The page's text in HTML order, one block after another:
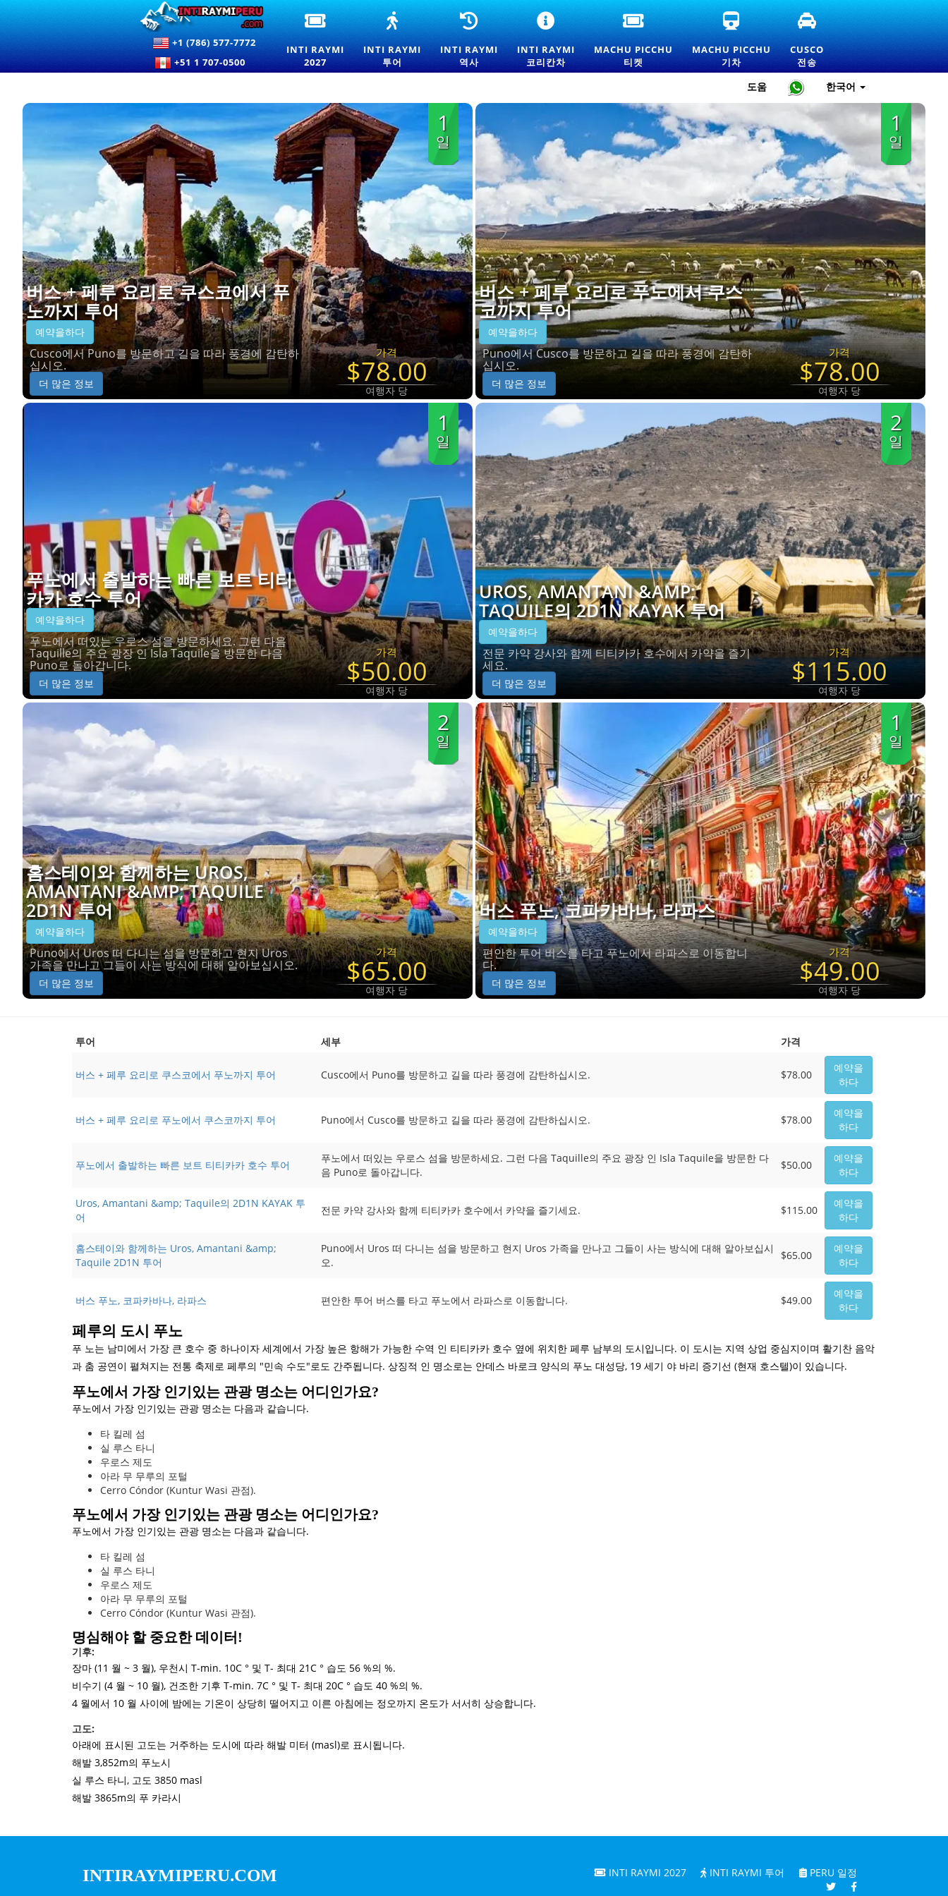
+1 (786) 577-7772
+51 1 707-0500
인
티
라
이
미
스
코
태
양
축
제
입
장
권
INTI RAYMI
2027
인
라
이
미
-
스
코
태
양
축
제
INTI RAYMI
투어
인
이
미
-
스
양
축
기
원
과
전
통
INTI RAYMI
역사
CORICANCHA
서
의
INTI
사
INTI RAYMI
코리칸차
공
식
마
추
장
권
가
격
MACHU PICCHU
티켓
마
픽
추
열
티
켓
및
공
식
MACHU PICCHU
기차
쿠
스
환
승
인
서
비
스
CUSCO
전송
도움 한국어
1
일
버스 + 페루 요리로 쿠스코에서 푸
노까지 투어
예약을하다
Cusco에서 Puno를 방문하고 길을 따라 풍경에 감탄하
십시오.
더 많은 정보
가격
$78.00
여행자 당
1
일
버스 + 페루 요리로 푸노에서 쿠스
코까지 투어
예약을하다
Puno에서 Cusco를 방문하고 길을 따라 풍경에 감탄하
십시오.
더 많은 정보
가격
$78.00
여행자 당
1
일
푸노에서 출발하는 빠른 보트 티티
카카 호수 투어
예약을하다
푸노에서 떠있는 우로스 섬을 방문하세요. 그런 다음
Taquille의 주요 광장 인 Isla Taquile을 방문한 다음
Puno로 돌아갑니다.
더 많은 정보
가격
$50.00
여행자 당
2
일
UROS, AMANTANI &AMP;
TAQUILE의 2D1N KAYAK 투어
예약을하다
전문 카약 강사와 함께 티티카카 호수에서 카약을 즐기
세요.
더 많은 정보
가격
$115.00
여행자 당
2
일
홈스테이와 함께하는 UROS,
AMANTANI &AMP; TAQUILE
2D1N 투어
예약을하다
Puno에서 Uros 떠 다니는 섬을 방문하고 현지 Uros
가족을 만나고 그들이 사는 방식에 대해 알아보십시오.
더 많은 정보
가격
$65.00
여행자 당
1
일
버스 푸노, 코파카바나, 라파스
예약을하다
편안한 투어 버스를 타고 푸노에서 라파스로 이동합니
다.
더 많은 정보
가격
$49.00
여행자 당
투어 세부 가격
버스 + 페루 요리로 쿠스코에서 푸노까지 투어 Cusco에서 Puno를 방문하고 길을 따라 풍경에 감탄하십시오. $78.00
예약을
하다
버스 + 페루 요리로 푸노에서 쿠스코까지 투어 Puno에서 Cusco를 방문하고 길을 따라 풍경에 감탄하십시오. $78.00
예약을
하다
푸노에서 출발하는 빠른 보트 티티카카 호수 투어
푸노에서 떠있는 우로스 섬을 방문하세요. 그런 다음 Taquille의 주요 광장 인 Isla Taquile을 방문한 다
음 Puno로 돌아갑니다.
$50.00
예약을
하다
Uros, Amantani &amp; Taquile의 2D1N KAYAK 투
어
전문 카약 강사와 함께 티티카카 호수에서 카약을 즐기세요. $115.00
예약을
하다
홈스테이와 함께하는 Uros, Amantani &amp;
Taquile 2D1N 투어
Puno에서 Uros 떠 다니는 섬을 방문하고 현지 Uros 가족을 만나고 그들이 사는 방식에 대해 알아보십시
오.
$65.00
예약을
하다
버스 푸노, 코파카바나, 라파스 편안한 투어 버스를 타고 푸노에서 라파스로 이동합니다. $49.00
예약을
하다
페루의 도시 푸노
푸 노는 남미에서 가장 큰 호수 중 하나이자 세계에서 가장 높은 항해가 가능한 수역 인 티티카카 호수 옆에 위치한 페루 남부의 도시입니다. 이 도시는 지역 상업 중심지이며 활기찬 음악
과 춤 공연이 펼쳐지는 전통 축제로 페루의 "민속 수도"로도 간주됩니다. 상징적 인 명소로는 안데스 바로크 양식의 푸노 대성당, 19 세기 야 바리 증기선 (현재 호스텔)이 있습니다.
푸노에서 가장 인기있는 관광 명소는 어디인가요?
푸노에서 가장 인기있는 관광 명소는 다음과 같습니다.
타 킬레 섬
실 루스 타니
우로스 제도
아라 무 무루의 포털
Cerro Cóndor (Kuntur Wasi 관점).
푸노에서 가장 인기있는 관광 명소는 어디인가요?
푸노에서 가장 인기있는 관광 명소는 다음과 같습니다.
타 킬레 섬
실 루스 타니
우로스 제도
아라 무 무루의 포털
Cerro Cóndor (Kuntur Wasi 관점).
명심해야 할 중요한 데이터!
기후:
장마 (11 월 ~ 3 월), 우천시 T-min. 10C ° 및 T- 최대 21C ° 습도 56 %의 %.
비수기 (4 월 ~ 10 월), 건조한 기후 T-min. 7C ° 및 T- 최대 20C ° 습도 40 %의 %.
4 월에서 10 월 사이에 밤에는 기온이 상당히 떨어지고 이른 아침에는 정오까지 온도가 서서히 상승합니다.
고도:
아래에 표시된 고도는 거주하는 도시에 따라 해발 미터 (masl)로 표시됩니다.
해발 3,852m의 푸노시
실 루스 타니, 고도 3850 masl
해발 3865m의 푸 카라시
INTIRAYMIPERU.COM INTI RAYMI 2027 INTI RAYMI 투어 PERU 일정